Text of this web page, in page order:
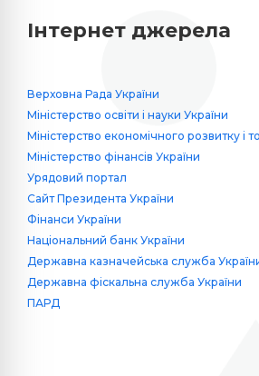
Інтернет джерела
Верховна Рада України
Міністерство освіти і науки України
Міністерство економічного розвитку і
Міністерство фінансів України
Урядовий портал
Сайт Президента України
Фінанси України
Національний банк України
Державна казначейська служба
Державна фіскальна служба України
ПАРД